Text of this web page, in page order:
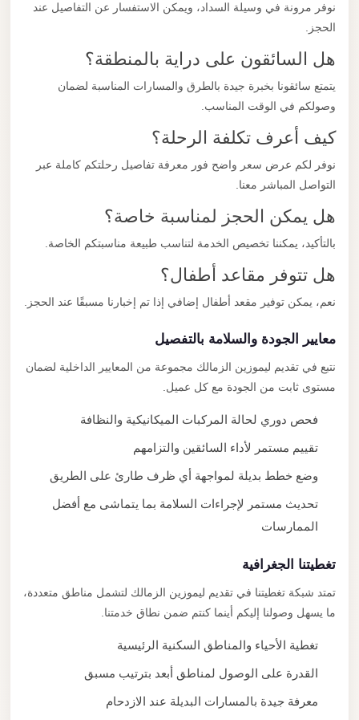
نوفر مرونة في وسيلة السداد، ويمكن الاستفسار عن التفاصيل عند
الحجز.
هل السائقون على دراية بالمنطقة؟
يتمتع سائقونا بخبرة جيدة بالطرق والمسارات المناسبة لضمان
وصولكم في الوقت المناسب.
كيف أعرف تكلفة الرحلة؟
نوفر لكم عرض سعر واضح فور معرفة تفاصيل رحلتكم كاملة عبر
التواصل المباشر معنا.
هل يمكن الحجز لمناسبة خاصة؟
بالتأكيد، يمكننا تخصيص الخدمة لتناسب طبيعة مناسبتكم الخاصة.
هل تتوفر مقاعد أطفال؟
نعم، يمكن توفير مقعد أطفال إضافي إذا تم إخبارنا مسبقًا عند الحجز.
معايير الجودة والسلامة بالتفصيل
نتبع في تقديم ليموزين الزمالك مجموعة من المعايير الداخلية لضمان
مستوى ثابت من الجودة مع كل عميل.
فحص دوري لحالة المركبات الميكانيكية والنظافة
تقييم مستمر لأداء السائقين والتزامهم
وضع خطط بديلة لمواجهة أي ظرف طارئ على الطريق
تحديث مستمر لإجراءات السلامة بما يتماشى مع أفضل
الممارسات
تغطيتنا الجغرافية
تمتد شبكة تغطيتنا في تقديم ليموزين الزمالك لتشمل مناطق متعددة،
ما يسهل وصولنا إليكم أينما كنتم ضمن نطاق خدمتنا.
تغطية الأحياء والمناطق السكنية الرئيسية
القدرة على الوصول لمناطق أبعد بترتيب مسبق
معرفة جيدة بالمسارات البديلة عند الازدحام